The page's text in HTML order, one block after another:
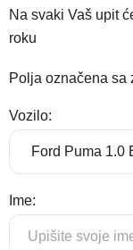
Na svaki Vaš upit
roku
Polja označena sa
Vozilo:
Ime: